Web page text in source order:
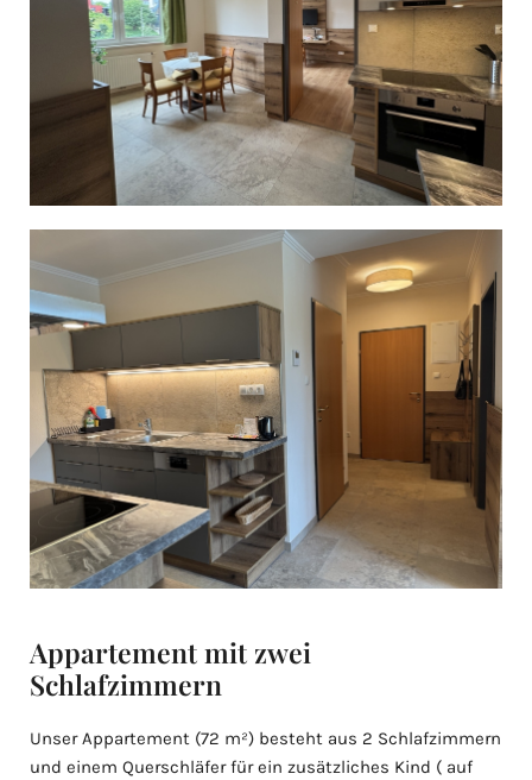
Appartement mit zwei
Schlafzimmern
Unser Appartement (72 m²) besteht aus 2 Schlafzimmern
und einem Querschläfer für ein zusätzliches Kind ( auf